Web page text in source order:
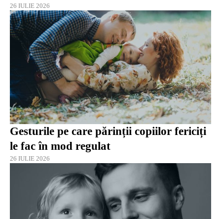
26 IULIE 2026
Gesturile pe care părinții copiilor fericiți
le fac în mod regulat
26 IULIE 2026